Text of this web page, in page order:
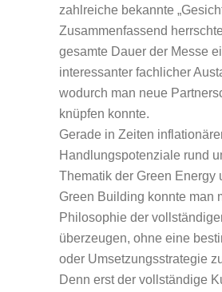
zahlreiche bekannte
Zusammenfassend
gesamte Dauer der Messe
interessanter fachlicher
wodurch man neue
knüpfen konnte.
Gerade in Zeiten
Handlungspotenziale rund
Thematik der Green Energy
Green Building konnte man
Philosophie der
überzeugen, ohne eine
oder Umsetzungsstrategie
Denn erst der vollständige